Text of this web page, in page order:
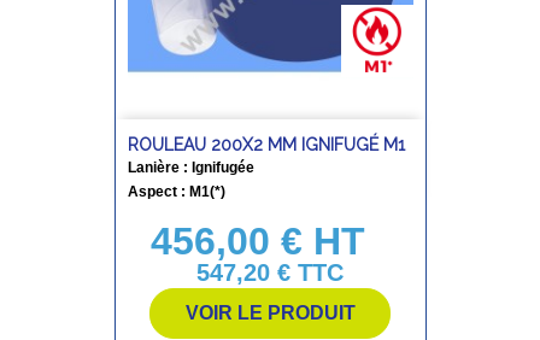
ROULEAU 200X2 MM IGNIFUGÉ M1
Lanière : Ignifugée
Aspect : M1(*)
Prix
456,00 € HT
547,20 € TTC
VOIR LE PRODUIT